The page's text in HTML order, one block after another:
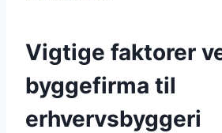
Vigtige faktorer
byggefirma til
erhvervsbyggeri